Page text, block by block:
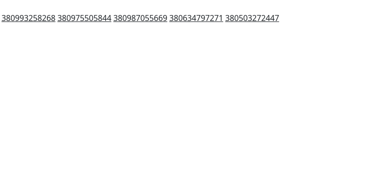
380993258268380975505844380987055669380634797271 380503272447